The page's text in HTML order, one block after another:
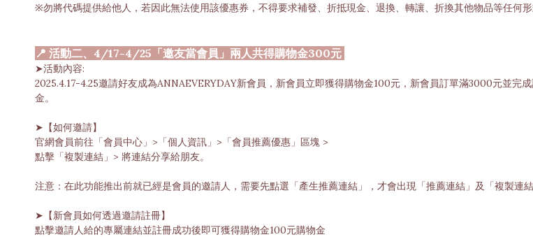
※勿將代碼提供給他人，若因此無法使用該優惠券，不得要求補發、折抵現金、退換、轉讓、折換其他物品等任何形
📍 活動二、4/17-4/25「邀友當會員」兩人共得購物金300元
➤活動內容:
2025.4.17-4.25邀請好友成為ANNAEVERYDAY新會員，新會員立即獲得購物金100元，新會員訂單滿3000元並完
金。
➤【如何邀請】
官網會員前往「會員中心」>「個人資訊」>「會員推薦優惠」區塊 >
點擊「複製連結」> 將連結分享給朋友。
注意：在此功能推出前就已經是會員的邀請人，需要先點選「產生推薦連結」，才會出現「推薦連結」及「複製連
➤【新會員如何透過邀請註冊】
點擊邀請人給的專屬連結並註冊成功後即可獲得購物金100元購物金